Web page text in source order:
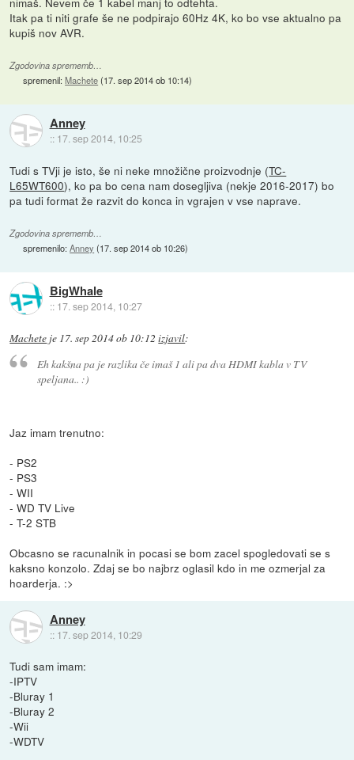
Itak pa ti niti grafe še ne podpirajo 60Hz 4K, ko bo vse aktualno pa
kupiš nov AVR.
Zgodovina sprememb…
spremenil:Machete(17. sep 2014 ob 10:14)
Anney
:: 17. sep 2014, 10:25
Tudi s TVji je isto, še ni neke množične proizvodnje (TC-
L65WT600), ko pa bo cena nam dosegljiva (nekje 2016-2017) bo
pa tudi format že razvit do konca in vgrajen v vse naprave.
Zgodovina sprememb…
spremenilo:Anney (17. sep 2014 ob 10:26)
BigWhale
:: 17. sep 2014, 10:27
Machete je 17. sep 2014 ob 10:12 izjavil:
Eh kakšna pa je razlika če imaš 1 ali pa dva HDMI kabla v TV
speljana.. :)
Jaz imam trenutno:
- PS2
- PS3
- WII
- WD TV Live
- T-2 STB
Obcasno se racunalnik in pocasi se bom zacel spogledovati se s
kaksno konzolo. Zdaj se bo najbrz oglasil kdo in me ozmerjal za
hoarderja. :>
Anney
:: 17. sep 2014, 10:29
Tudi sam imam:
-IPTV
-Bluray 1
-Bluray 2
-Wii
-WDTV